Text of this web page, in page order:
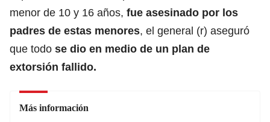
menor de 10 y 16 años, fue asesinado por los
padres de estas menores, el general (r) aseguró
que todo se dio en medio de un plan de
extorsión fallido.
Más información